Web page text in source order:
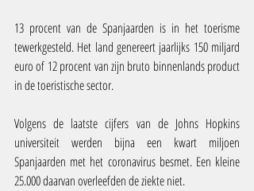
13 procent van de Spanjaarden is in het toerisme
tewerkgesteld. Het land genereert jaarlijks 150 miljard
euro of 12 procent van zijn bruto binnenlands product
in de toeristische sector.
Volgens de laatste cijfers van de Johns Hopkins
universiteit werden bijna een kwart miljoen
Spanjaarden met het coronavirus besmet. Een kleine
25.000 daarvan overleefden de ziekte niet.